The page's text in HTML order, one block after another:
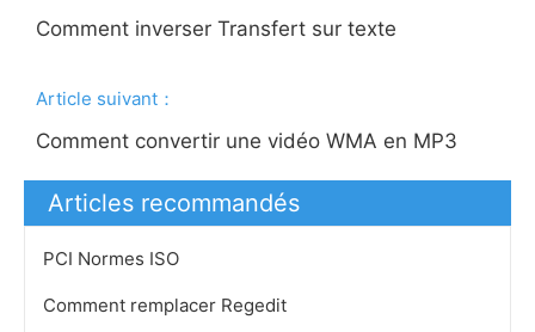
Comment inverser Transfert sur texte
Article suivant：
Comment convertir une vidéo WMA en MP3
Articles recommandés
PCI Normes ISO
Comment remplacer Regedit